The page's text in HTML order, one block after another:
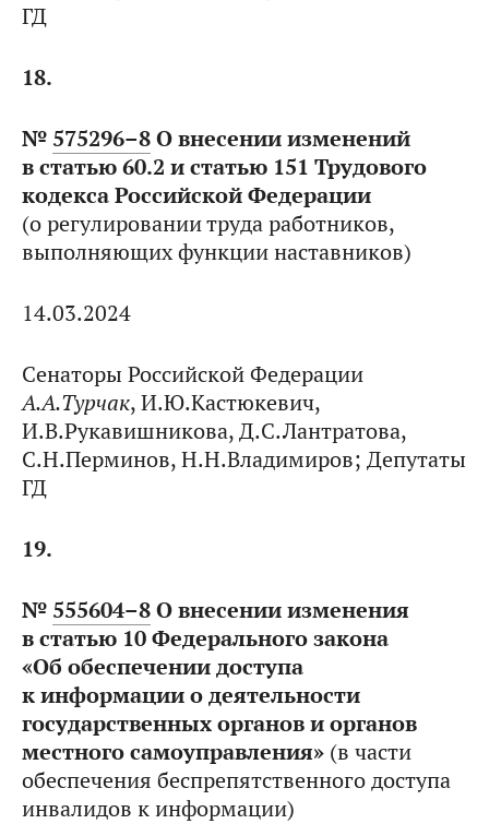
ГД
18.
№ 575296–8О внесении изменений
в статью 60.2 и статью 151 Трудового
кодекса Российской Федерации
(о регулировании труда работников,
выполняющих функции наставников)
14.03.2024
Сенаторы Российской Федерации
А.А.Турчак, И.Ю.Кастюкевич,
И.В.Рукавишникова, Д.С.Лантратова,
С.Н.Перминов, Н.Н.Владимиров; Депутаты
ГД
19.
№ 555604–8О внесении изменения
в статью 10 Федерального закона
«Об обеспечении доступа
к информации о деятельности
государственных органов и органов
местного самоуправления» (в части
обеспечения беспрепятственного доступа
инвалидов к информации)